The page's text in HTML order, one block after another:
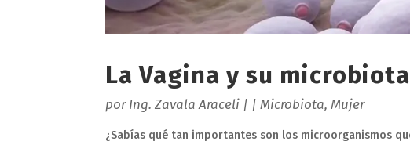
La Vagina y su microbiota
porIng. Zavala Araceli | |Microbiota,Mujer
¿Sabías qué tan importantes son los microorganismos